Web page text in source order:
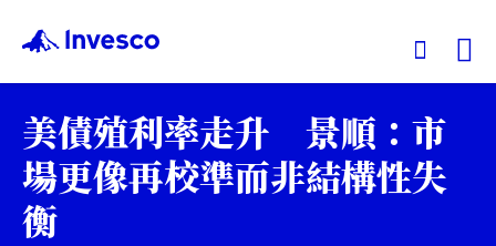
我們的基金
投資觀點
美債殖利率走升 景順：市
場更像再校準而非結構性失
衡